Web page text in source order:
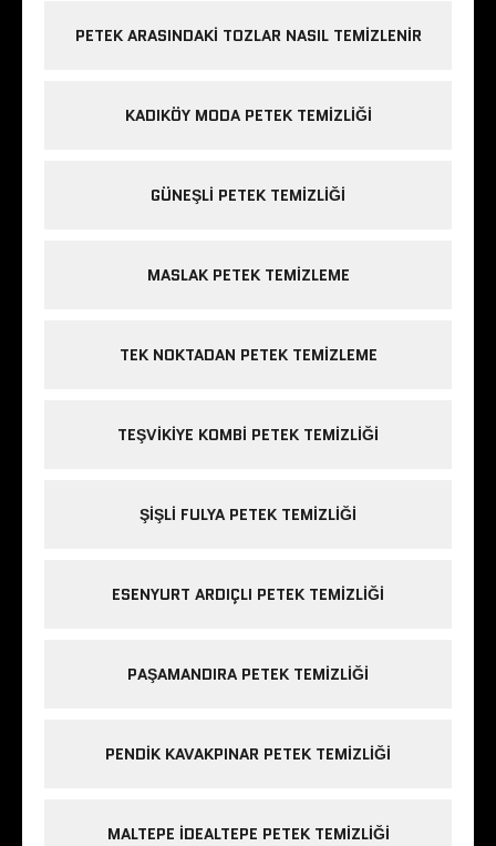
PETEK ARASINDAKI TOZLAR NASIL TEMIZLENIR
KADIKÖY MODA PETEK TEMIZLIĞI
GÜNEŞLI PETEK TEMIZLIĞI
MASLAK PETEK TEMIZLEME
TEK NOKTADAN PETEK TEMIZLEME
TEŞVIKIYE KOMBI PETEK TEMIZLIĞI
ŞIŞLI FULYA PETEK TEMIZLIĞI
ESENYURT ARDIÇLI PETEK TEMIZLIĞI
PAŞAMANDIRA PETEK TEMIZLIĞI
PENDIK KAVAKPINAR PETEK TEMIZLIĞI
MALTEPE IDEALTEPE PETEK TEMIZLIĞI